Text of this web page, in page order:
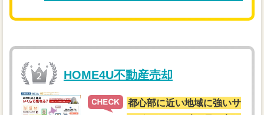
HOME4U不動産売却
都心部に近い地域に強いサ